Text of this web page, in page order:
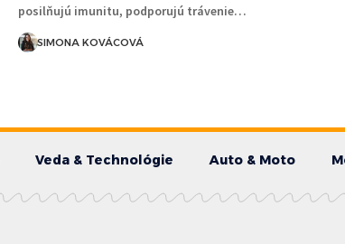
posilňujú imunitu, podporujú trávenie…
SIMONA KOVÁCOVÁ
Veda & Technológie Auto & Moto